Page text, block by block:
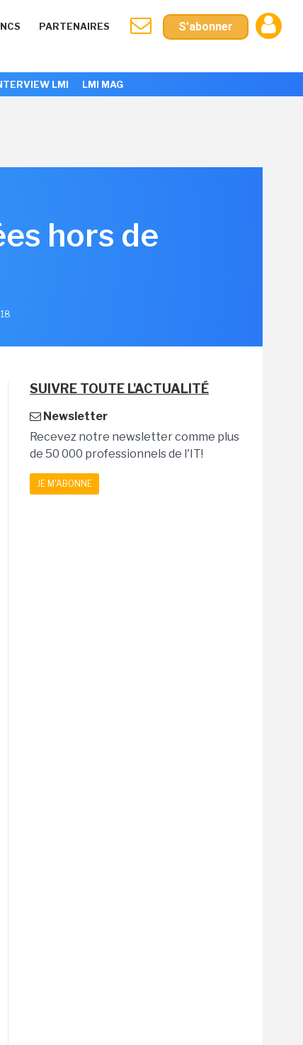
PARTENAIRES S'abonner
LMI LMI MAG
hors de
SUIVRE TOUTE L'ACTUALITÉ
Newsletter
Recevez notre newsletter comme plus
de 50 000 professionnels de l'IT!
JE M'ABONNE